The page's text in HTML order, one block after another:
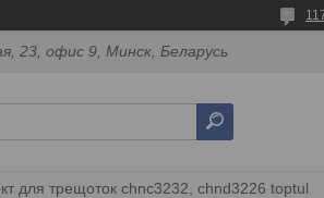
23, офис 9, Минск, Беларусь
для трещоток chnc3232, chnd3226 toptul